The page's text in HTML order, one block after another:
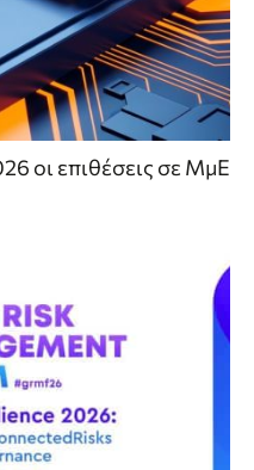
οι επιθέσεις σε ΜμΕ